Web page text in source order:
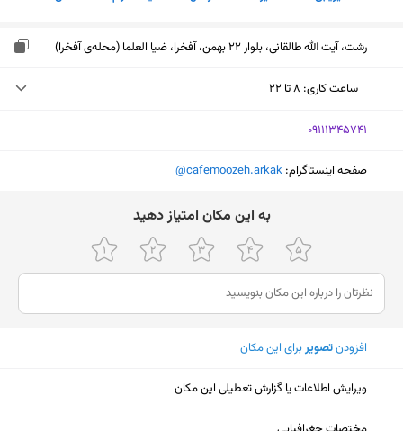
رشت، آیت الله طالقانی، بلوار 22 بهمن، آفخرا، ضیا العلما (محله‌ی آفخرا)
ساعت کاری: ۸ تا ۲۲
چهارشنبه (امروز)
یکشنبه
۸ تا ۲۲
دوشنبه
۸ تا ۲۲
سه‌شنبه
‎09111345741
صفحه اینستاگرام: ‎@cafemoozeh.arkak
ﺑﻪ اﯾﻦ ﻣﮑﺎن اﻣﺘﯿﺎز دﻫﯿﺪ
افزودنتصویربرای این مکان
ویرایش اطلاعات یا گزارش تعطیلی این مکان